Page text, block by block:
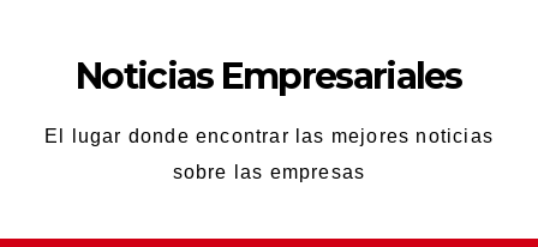
contenidoNoticias Empresariales
El lugar donde encontrar las mejores noticias
sobre las empresas